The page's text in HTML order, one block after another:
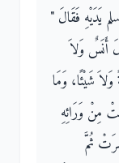
يَدَيْهِ فَقَالَ ‏"‏
أَنَسٌ وَلاَ
شَيْئًا، وَمَا
مِنْ وَرَائِهِ
ثُمَّ